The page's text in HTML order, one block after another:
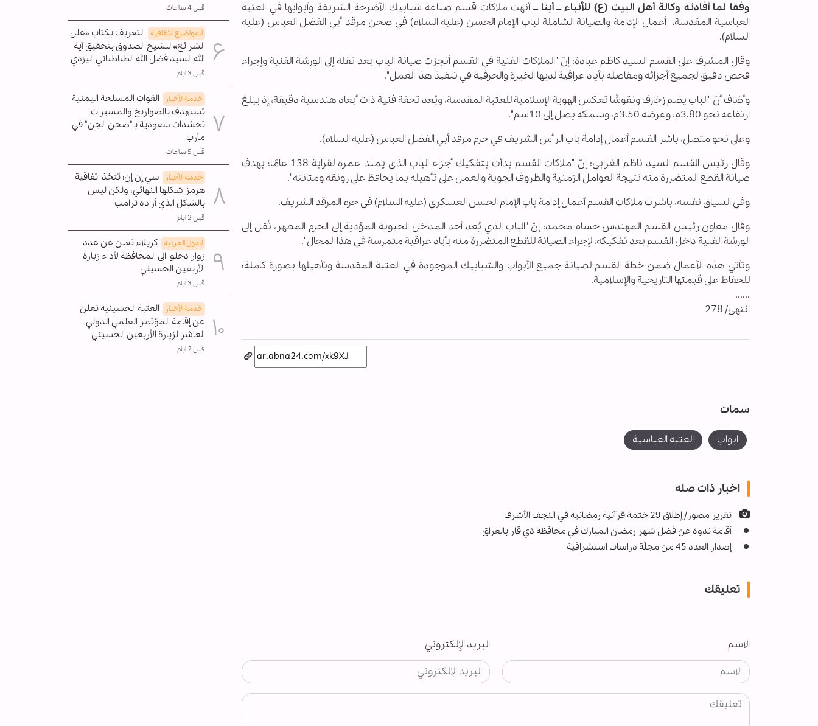
وفقا لما أفادته وكالة أهل البيت (ع) للأنباء ــ أبنا ــأنهت ملاكات قسم صناعة شبابيك الأضرحة الشريفة وأبوابها في العتبة
العباسية المقدسة، أعمال الإدامة والصيانة الشاملة لباب الإمام الحسن (عليه السلام) في صحن مرقد أبي الفضل العباس (عليه
السلام).
وقال المشرف على القسم السيد كاظم عبادة: إنّ "الملاكات الفنية في القسم أنجزت صيانة الباب بعد نقله إلى الورشة الفنية وإجراء
فحص دقيق لجميع أجزائه ومفاصله بأياد عراقية لديها الخبرة والحرفية في تنفيذ هذا العمل".
وأضاف أنّ "الباب يضم زخارف ونقوشًا تعكس الهوية الإسلامية للعتبة المقدسة، ويُعد تحفة فنية ذات أبعاد هندسية دقيقة، إذ يبلغ
ارتفاعه نحو 3.80م، وعرضه 3.50م، وسمكه يصل إلى 10سم".
وعلى نحو متصل، باشر القسم أعمال إدامة باب الرأس الشريف في حرم مرقد أبي الفضل العباس (عليه السلام).
وقال رئيس القسم السيد ناظم الغرابي: إنّ "ملاكات القسم بدأت بتفكيك أجزاء الباب الذي يمتد عمره لقرابة 138 عامًا؛ بهدف
صيانة القطع المتضررة منه نتيجة العوامل الزمنية والظروف الجوية والعمل على تأهيله بما يحافظ على رونقه ومتانته".
وفي السياق نفسه، باشرت ملاكات القسم أعمال إدامة باب الإمام الحسن العسكري (عليه السلام) في حرم المرقد الشريف.
وقال معاون رئيس القسم المهندس حسام محمد: إنّ "الباب الذي يُعد أحد المداخل الحيوية المؤدية إلى الحرم المطهر، نُقل إلى
الورشة الفنية داخل القسم بعد تفكيكه؛ لإجراء الصيانة للقطع المتضررة منه بأياد عراقية متمرسة في هذا المجال".
وتأتي هذه الأعمال ضمن خطة القسم لصيانة جميع الأبواب والشبابيك الموجودة في العتبة المقدسة وتأهيلها بصورة كاملة؛
للحفاظ على قيمتها التاريخية والإسلامية.
......
انتهى/ 278
سمات
ابواب العتبة العباسية
اخبار ذات صله
تقرير مصور/ إطلاق 29 ختمة قرآنية رمضانية في النجف الأشرف
أقامة ندوة عن فضل شهر رمضان المبارك في محافظة ذي قار بالعراق
إصدار العدد 45 من مجلّة دراسات استشراقية
تعليقك
الاسم البريد الإلكتروني
قبل 4 ساعات
المواضیع الثقافية التعريف بكتاب «علل
الشرائع» للشيخ الصدوق بتحقيق آية
الله السيد فضل الله الطباطبائي اليزدي
قبل 3 ايام
خدمة الأخبار
القوات المسلحة اليمنية
تستهدف بالصواريخ والمسيرات
تحشدات سعودية بـ"صحن الجن" في
مأرب
قبل 5 ساعات
خدمة الأخبار
سي إن إن: تتخذ اتفاقية
هرمز شكلها النهائي، ولكن ليس
بالشكل الذي أراده ترامب
قبل 2 ايام
الدول العربیه كربلاء تعلن عن عدد
زوار دخلوا الى المحافظة لأداء زيارة
الأربعين الحسيني
قبل 3 ايام
خدمة الأخبار
العتبة الحسينية تعلن
عن إقامة المؤتمر العلمي الدولي
العاشر لزيارة الأربعين الحسيني
قبل 2 ايام